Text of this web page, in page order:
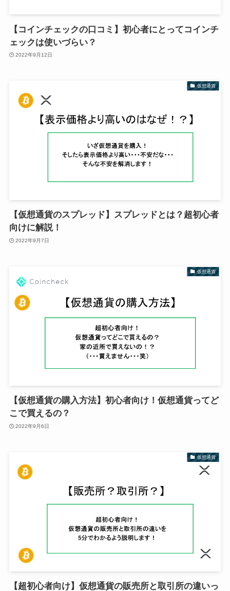
【コインチェックの口コミ】初心者にとってコインチ
ェックは使いづらい？
2022年9月12日
仮想通貨
【仮想通貨のスプレッド】スプレッドとは？超初心者
向けに解説！
2022年9月7日
仮想通貨
【仮想通貨の購入方法】初心者向け！仮想通貨ってど
こで買えるの？
2022年9月6日
仮想通貨
【超初心者向け】仮想通貨の販売所と取引所の違いっ